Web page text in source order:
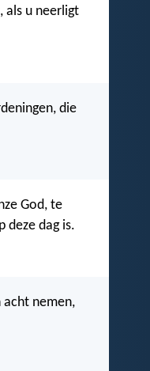
als u neerligt
die
God, te
deze dag is.
acht nemen,